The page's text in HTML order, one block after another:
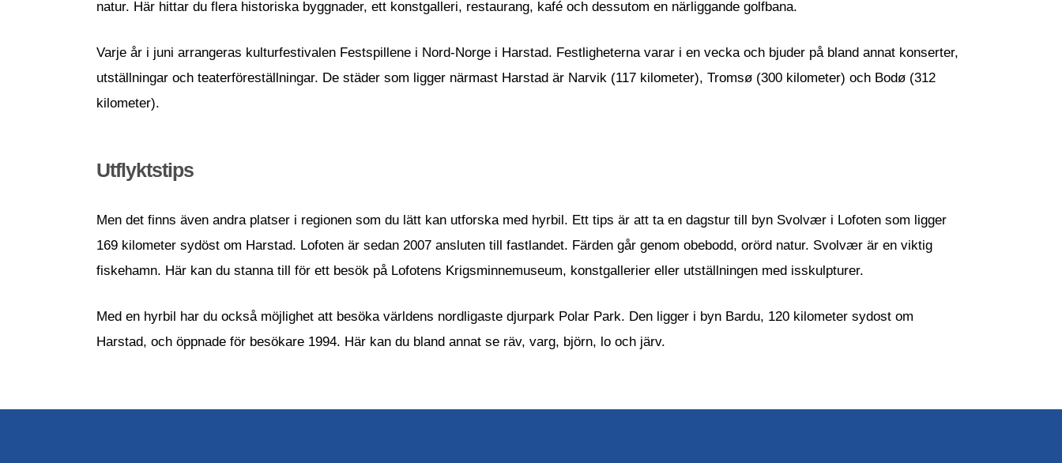
natur. Här hittar du flera historiska byggnader, ett konstgalleri, restaurang, kafé och dessutom en närliggande golfbana.
Varje år i juni arrangeras kulturfestivalen Festspillene i Nord-Norge i Harstad. Festligheterna varar i en vecka och bjuder på bland annat konserter,
utställningar och teaterföreställningar. De städer som ligger närmast Harstad är Narvik (117 kilometer), Tromsø (300 kilometer) och Bodø (312
kilometer).
Utflyktstips
Men det finns även andra platser i regionen som du lätt kan utforska med hyrbil. Ett tips är att ta en dagstur till byn Svolvær i Lofoten som ligger
169 kilometer sydöst om Harstad. Lofoten är sedan 2007 ansluten till fastlandet. Färden går genom obebodd, orörd natur. Svolvær är en viktig
fiskehamn. Här kan du stanna till för ett besök på Lofotens Krigsminnemuseum, konstgallerier eller utställningen med isskulpturer.
Med en hyrbil har du också möjlighet att besöka världens nordligaste djurpark Polar Park. Den ligger i byn Bardu, 120 kilometer sydost om
Harstad, och öppnade för besökare 1994. Här kan du bland annat se räv, varg, björn, lo och järv.